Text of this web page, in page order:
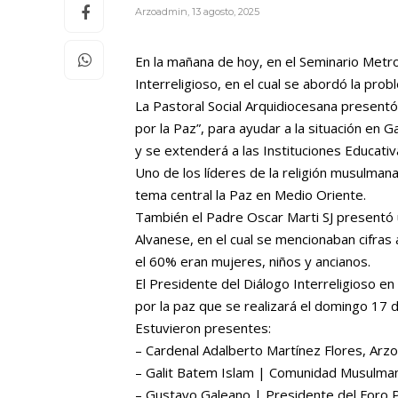
Arzoadmin, 13 agosto, 2025
En la mañana de hoy, en el Seminario
Interreligioso, en el cual se abordó la
La Pastoral Social Arquidiocesana
por la Paz”, para ayudar a la situación en
y se extenderá a las Instituciones
Uno de los líderes de la religión
tema central la Paz en Medio Oriente.
También el Padre Oscar Marti SJ
Alvanese, en el cual se mencionaban
el 60% eran mujeres, niños y ancianos.
El Presidente del Diálogo Interreligioso
por la paz que se realizará el domingo 17
Estuvieron presentes:
– Cardenal Adalberto Martínez Flores,
– Galit Batem Islam | Comunidad